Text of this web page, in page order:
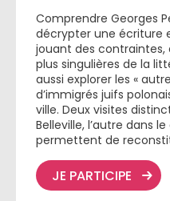
Comprendre Georges
décrypter une écriture
jouant des contraintes,
plus singulières de la
aussi explorer les «
d’immigrés juifs
ville. Deux visites
Belleville, l’autre dans
permettent de
JE PARTICIPE